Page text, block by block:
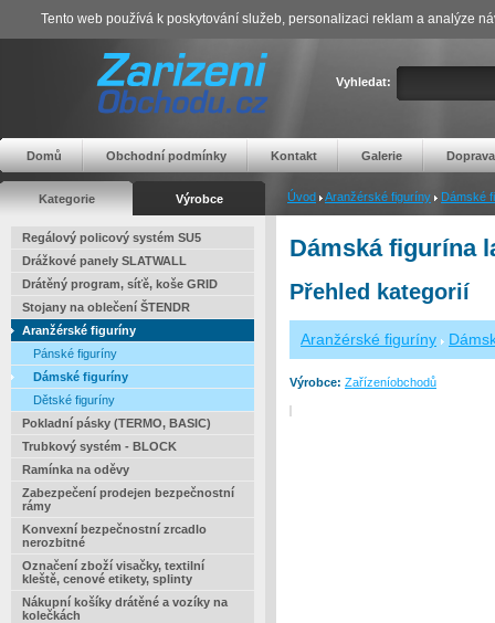
Vyhledat:
Domů Obchodní podmínky Kontakt Galerie Doprava
Kategorie Výrobce Úvod Aranžérské figuríny Dámské
Regálový policový systém SU5
Drážkové panely SLATWALL
Drátěný program, síťě, koše GRID
Stojany na oblečení ŠTENDR
Aranžérské figuríny
Pánské figuríny
Dámské figuríny
Dětské figuríny
Pokladní pásky (TERMO, BASIC)
Trubkový systém - BLOCK
Ramínka na oděvy
Zabezpečení prodejen bezpečnostní
rámy
Konvexní bezpečnostní zrcadlo
nerozbitné
Označení zboží visačky, textilní
kleště, cenové etikety, splinty
Nákupní košíky drátěné a vozíky na
kolečkách
Dámská figurína
Přehled kategorií
Aranžérské figuríny
Výrobce: Zařízeníobchodů
Tento web používá k poskytování služeb, personalizaci reklam a analýze